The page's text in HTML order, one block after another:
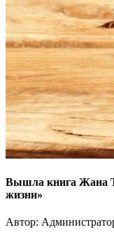
Вышла книга Жана
жизни»
Автор: